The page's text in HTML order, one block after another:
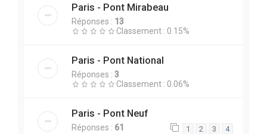
Paris - Pont Mirabeau
Réponses : 13
Classement : 0.15%
Paris - Pont National
Réponses : 3
Classement : 0.06%
Paris - Pont Neuf
Réponses : 61 1 2 3 4